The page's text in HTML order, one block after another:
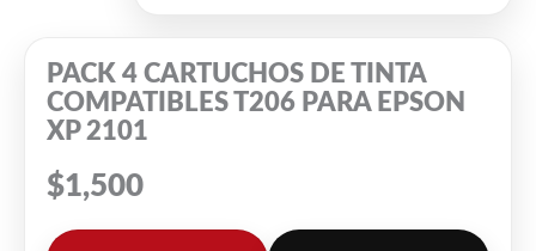
PACK 4 CARTUCHOS DE TINTA
COMPATIBLES T206 PARA EPSON
XP 2101
$1,500